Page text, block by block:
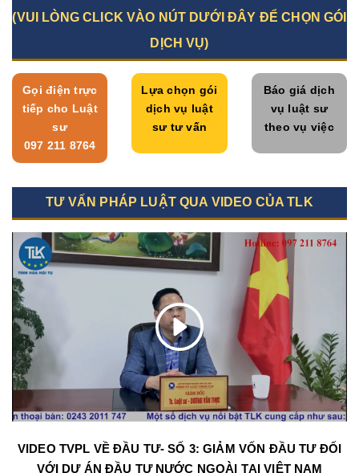
(VUI LÒNG CLICK VÀO NÚT DƯỚI ĐÂY ĐỂ CHỌN GÓI
DỊCH VỤ)
Gọi điện trực
tiếp cho Luật
sư
097 211 8764
Lựa chọn gói
dịch vụ luật
sư tư vấn
Báo giá dịch
vụ luật sư
theo vụ việc
TƯ VẤN PHÁP LUẬT QUA VIDEO CỦA TLK
VIDEO TVPL VỀ ĐẦU TƯ- SỐ 3: GIẢM VỐN ĐẦU TƯ ĐỐI
VỚI DỰ ÁN ĐẦU TƯ NƯỚC NGOÀI TẠI VIỆT NAM